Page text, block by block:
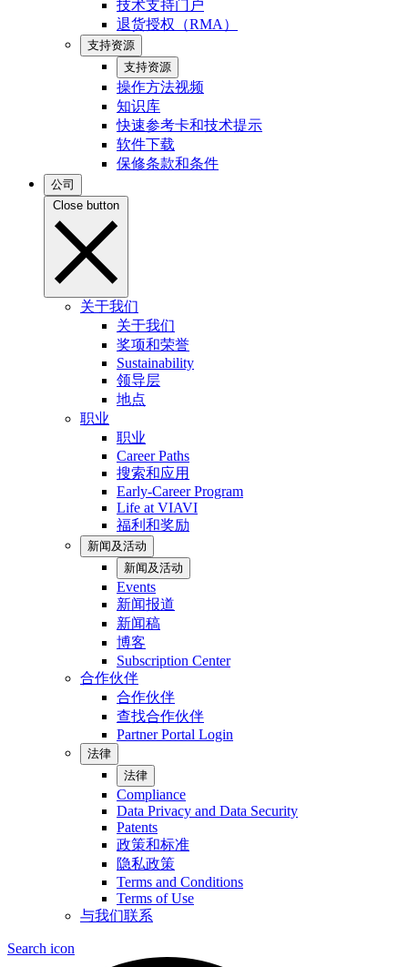
技术支持门户
退货授权（RMA）
支持资源
支持资源
操作方法视频
知识库
快速参考卡和技术提示
软件下载
保修条款和条件
公司
Close button
关于我们
关于我们
奖项和荣誉
Sustainability
领导层
地点
职业
职业
Career Paths
搜索和应用
Early-Career Program
Life at VIAVI
福利和奖励
新闻及活动
新闻及活动
Events
新闻报道
新闻稿
博客
Subscription Center
合作伙伴
合作伙伴
查找合作伙伴
Partner Portal Login
法律
法律
Compliance
Data Privacy and Data Security
Patents
政策和标准
隐私政策
Terms and Conditions
Terms of Use
与我们联系
Search icon